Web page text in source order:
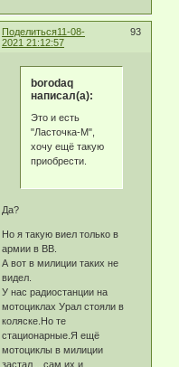
Поделиться 93
11-08-
2021 21:12:57
borodaq
написал(а):
Это и есть
"Ласточка-М",
хочу ещё такую
приобрести.
Да?
Но я такую виел только в
армии в ВВ.
А вот в милиции таких не
видел.
У нас радиостанции на
мотоциклах Урал стояли в
коляске.Но те
стационарные.Я ещё
мотоциклы в милиции
застал....сам их и